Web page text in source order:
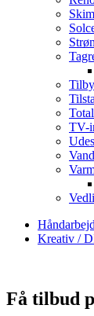
TV-
Kreativ /
Få tilbud